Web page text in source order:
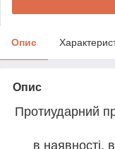
Опис
Опис
Протиударний
в наявності,